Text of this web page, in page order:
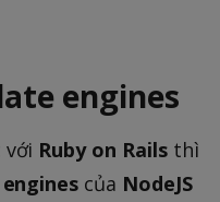
engines
Ruby on Railsthì
của NodeJS